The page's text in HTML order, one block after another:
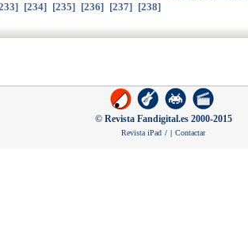
] [234] [235] [236] [237] [238]
© Revista Fandigital.es 2000-2015
Revista iPad / | Contactar